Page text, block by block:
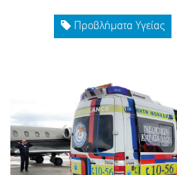
Προβλήματα Υγείας